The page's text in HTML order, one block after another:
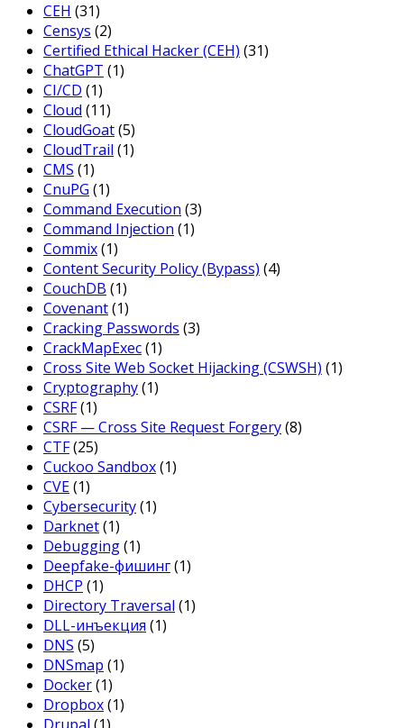
CEH (31)
Censys (2)
Certified Ethical Hacker (CEH) (31)
ChatGPT (1)
CI/CD (1)
Cloud (11)
CloudGoat(5)
CloudTrail (1)
CMS (1)
CnuPG (1)
Command Execution (3)
Command Injection (1)
Commix(1)
Content Security Policy (Bypass) (4)
CouchDB (1)
Covenant(1)
Cracking Passwords (3)
CrackMapExec(1)
Cross Site Web Socket Hijacking (CSWSH) (1)
Cryptography(1)
CSRF(1)
CSRF — Cross Site Request Forgery(8)
CTF(25)
Cuckoo Sandbox(1)
CVE(1)
Cybersecurity(1)
Darknet(1)
Debugging(1)
Deepfake-фишинг(1)
DHCP (1)
Directory Traversal (1)
DLL-инъекция (1)
DNS (5)
DNSmap (1)
Docker(1)
Dropbox(1)